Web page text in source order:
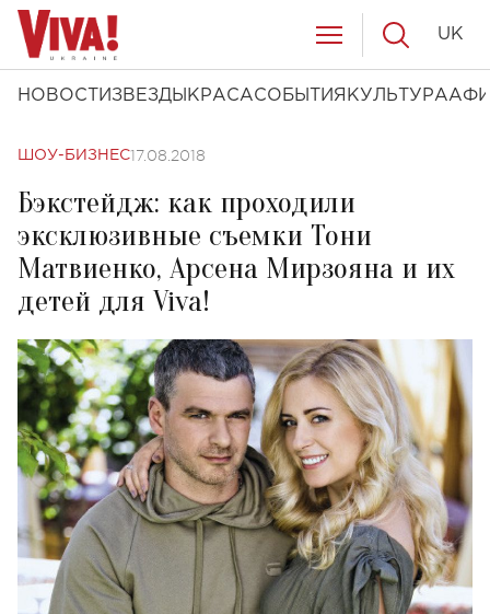
НОВОСТИ ЗВЕЗДЫ КРАСАСОБЫТИЯ КУЛЬТУРА
UK
ШОУ-БИЗНЕС17.08.2018
Бэкстейдж: как проходили
эксклюзивные съемки Тони
Матвиенко, Арсена Мирзояна и их
детей для Viva!